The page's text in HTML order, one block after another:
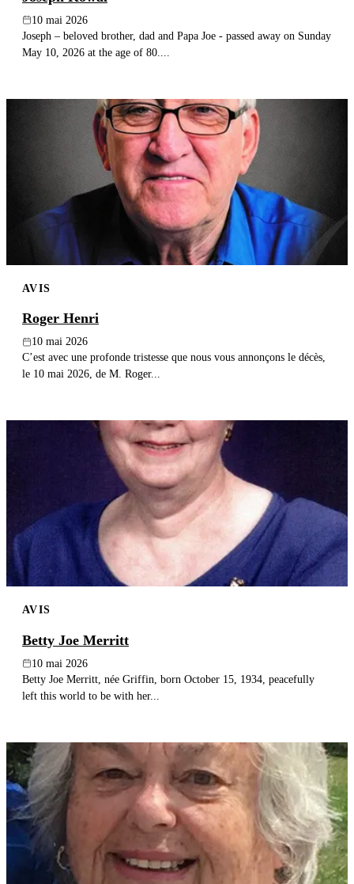
10 mai 2026
Joseph – beloved brother, dad and Papa Joe - passed away on Sunday
May 10, 2026 at the age of 80....
AVIS
Roger Henri
10 mai 2026
C’est avec une profonde tristesse que nous vous annonçons le décès,
le 10 mai 2026, de M. Roger...
AVIS
Betty Joe Merritt
10 mai 2026
Betty Joe Merritt, née Griffin, born October 15, 1934, peacefully
left this world to be with her...